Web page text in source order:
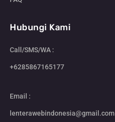
Hubungi Kami
Call/SMS/WA :
+6285867165177
Email :
lenterawebindonesia@gmail.com